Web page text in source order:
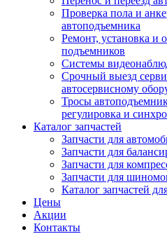
Проверка пола и
автоподъемника
Ремонт, установка и
подъемников
Системы
Срочный выезд
автосервисному
Тросы
регулировка и
Каталог запчастей
Запчасти для
Запчасти для
Запчасти для
Запчасти для
Каталог запчастей
Цены
Акции
Контакты